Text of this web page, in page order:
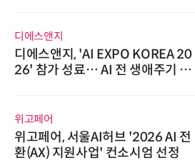
디에스앤지
디에스앤지, 'AI EXPO KOREA 20
26' 참가 성료… AI 전 생애주기 아
위고페어
위고페어, 서울AI허브 '2026 AI 전
환(AX) 지원사업' 컨소시엄 선정